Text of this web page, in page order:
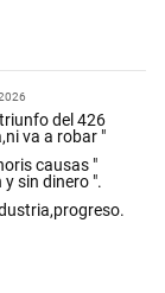
del 426
va a robar "
causas "
sin dinero ".